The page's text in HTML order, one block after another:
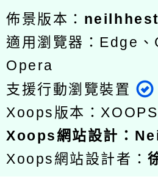
佈景版本：
適用瀏覽器：Edge
Opera
支援行動瀏覽裝置
Xoops版本：
Xoops網站設計 ：
Xoops網站設計者：